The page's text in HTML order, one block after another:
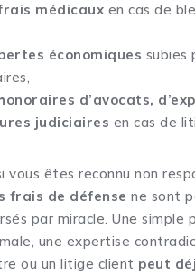
médicaux en cas de
économiques subies
d’avocats,
judiciaires en cas de
vous êtes reconnu non
frais de défense ne sont
par miracle. Une simple
une expertise
ou un litige client peut